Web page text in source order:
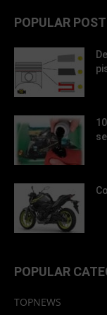
POPULAR
POPULAR
TOPNEWS